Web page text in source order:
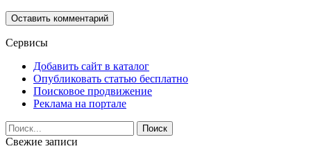
Сервисы
Добавить сайт в каталог
Опубликовать статью бесплатно
Поисковое продвижение
Реклама на портале
Свежие записи